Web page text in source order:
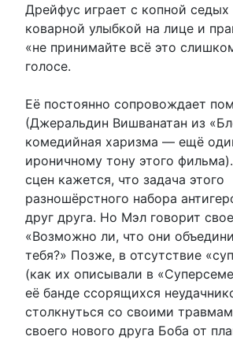
Дрейфус играет с копной седых
коварной улыбкой на лице и
«не принимайте всё это
голосе.
Её постоянно сопровождает
(Джеральдин Вишванатан из
комедийная харизма — ещё
ироничному тону этого
сцен кажется, что задача этого
разношёрстного набора
друг друга. Но Мэл говорит
«Возможно ли, что они
тебя?» Позже, в отсутствие
(как их описывали в
её банде ссорящихся
столкнуться со своими
своего нового друга Боба от